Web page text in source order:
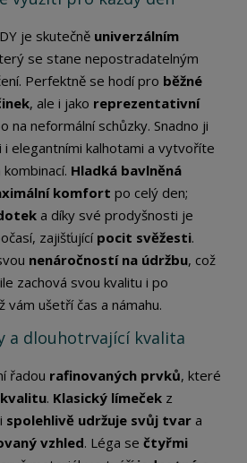
je skutečně univerzálním
se stane nepostradatelným
Perfektně se hodí pro běžné
, ale i jako reprezentativní
na neformální schůzky. Snadno ji
i elegantními kalhotami a vytvoříte
Hladká bavlněná
komfort po celý den;
a díky své prodyšnosti je
zajišťující pocit svěžesti.
nenáročností na údržbu, což
zachová svou kvalitu i po
vám ušetří čas a námahu.
a dlouhotrvající kvalita
řadou rafinovaných prvků, které
. Klasický límeček z
spolehlivě udržuje svůj tvar a
vzhled. Léga sečtyřmi